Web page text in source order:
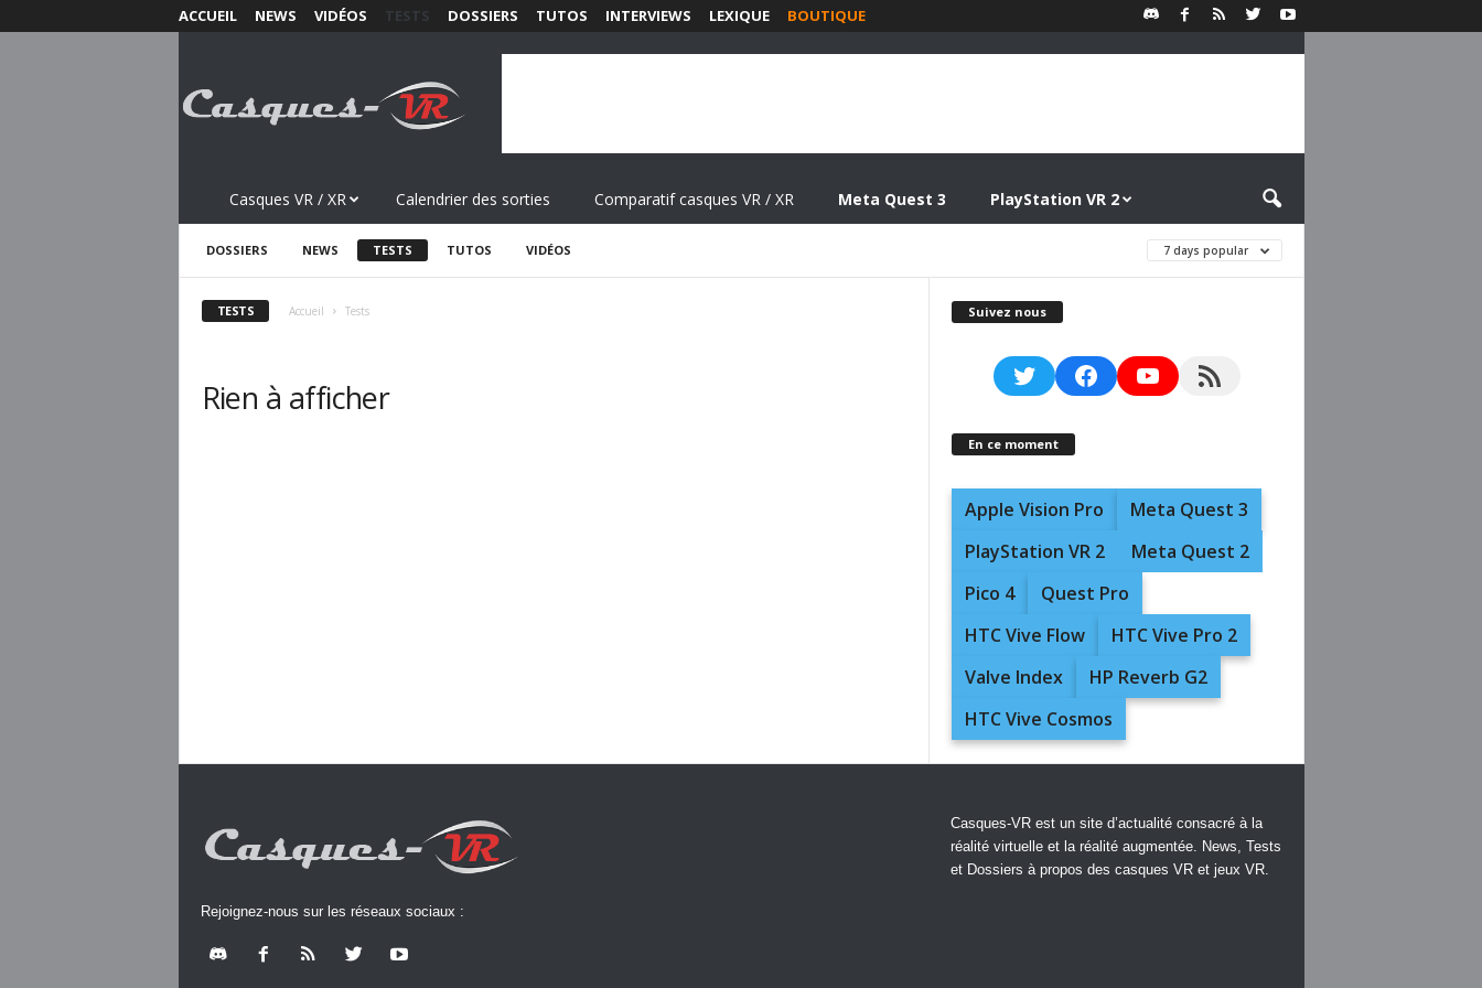
ACCUEIL NEWS VIDÉOS TESTS DOSSIERS TUTOS INTERVIEWS LEXIQUE BOUTIQUE
s
.
Casques VR / XR Calendrier des sorties Comparatif casques VR / XR Meta Quest 3 PlayStation VR 2
DOSSIERS NEWS TESTS TUTOS VIDÉOS 7 days popular
TESTS Accueil Tests
Rien à afficher
Suivez nous
TwitterFacebookYouTubeRSS Feed
En ce moment
Apple Vision Pro
Meta Quest 3
PlayStation VR 2
Meta Quest 2
Pico 4
Quest Pro
HTC Vive Flow
HTC Vive Pro 2
Valve Index
HP Reverb G2
HTC Vive Cosmos
Rejoignez-nous sur les réseaux sociaux :
Casques-VR est un site d’actualité consacré à la
réalité virtuelle et la réalité augmentée. News, Tests
et Dossiers à propos des casques VR et jeux VR.